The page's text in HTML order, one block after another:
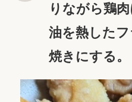
りながら鶏肉
油を熱した
焼きにする。